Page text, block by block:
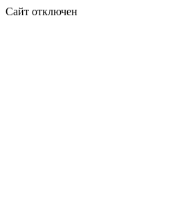
Сайт отключен